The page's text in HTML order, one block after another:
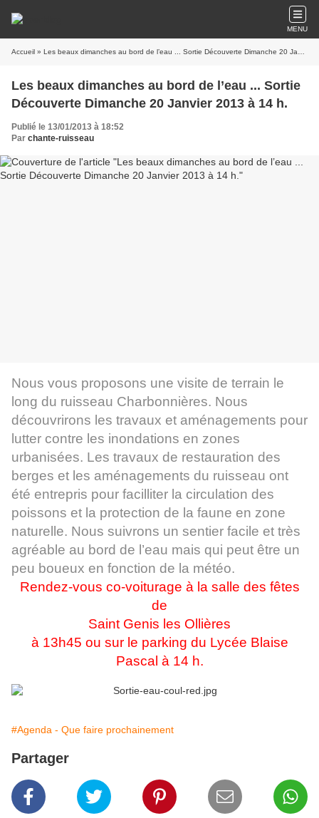
MENU
Accueil » Les beaux dimanches au bord de l’eau ... Sortie Découverte Dimanche 20 Janvier 2013 à 14 h.
Les beaux dimanches au bord de l’eau ... Sortie
Découverte Dimanche 20 Janvier 2013 à 14 h.
Publié le 13/01/2013 à 18:52
Par chante-ruisseau
Nous vous proposons une visite de terrain le
long du ruisseau Charbonnières. Nous
découvrirons les travaux et aménagements pour
lutter contre les inondations en zones
urbanisées. Les travaux de restauration des
berges et les aménagements du ruisseau ont
été entrepris pour facilliter la circulation des
poissons et la protection de la faune en zone
naturelle. Nous suivrons un sentier facile et très
agréable au bord de l’eau mais qui peut être un
peu boueux en fonction de la météo.
Rendez-vous co-voiturage à la salle des fêtes
de
Saint Genis les Ollières
à 13h45 ou sur le parking du Lycée Blaise
Pascal à 14 h.
#Agenda - Que faire prochainement
Partager